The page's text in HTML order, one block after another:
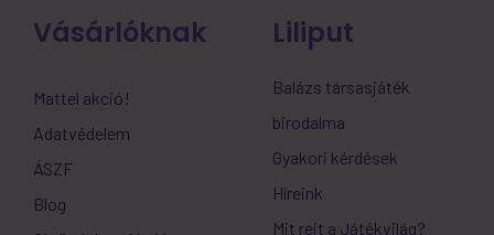
Vásárlóknak
Mattel akció!
Adatvédelem
ÁSZF
Blog
Liliput
Balázs társasjáték
birodalma
Gyakori kérdések
Híreink
Mit rejt a Játékvilág?